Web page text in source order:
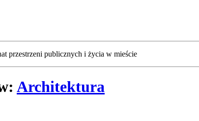
przestrzeni publicznych i życia w mieście
Architektura